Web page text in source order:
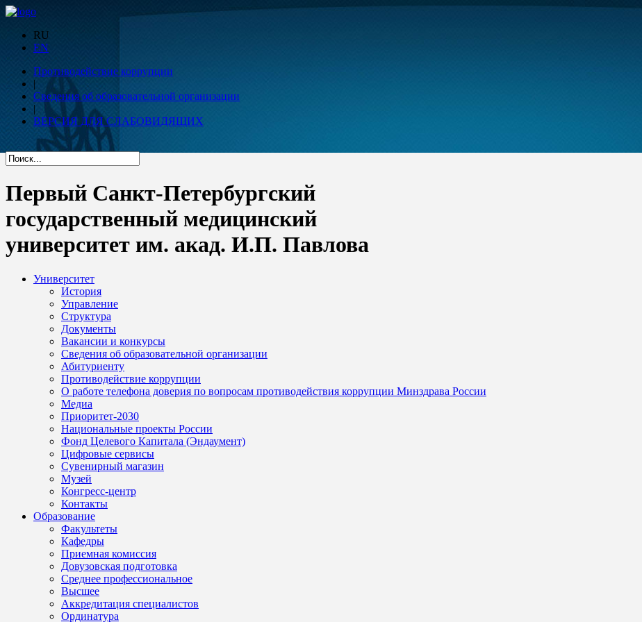
RU
EN
Противодействие коррупции
|
Сведения об образовательной организации
|
ВЕРСИЯ ДЛЯ СЛАБОВИДЯЩИХ
Первый Санкт-Петербургский
государственный медицинский
университет им. акад. И.П. Павлова
Университет
История
Управление
Структура
Документы
Вакансии и конкурсы
Сведения об образовательной организации
Абитуриенту
Противодействие коррупции
О работе телефона доверия по вопросам противодействия коррупции Минздрава России
Медиа
Приоритет-2030
Национальные проекты России
Фонд Целевого Капитала (Эндаумент)
Цифровые сервисы
Сувенирный магазин
Музей
Конгресс-центр
Контакты
Образование
Факультеты
Кафедры
Приемная комиссия
Довузовская подготовка
Среднее профессиональное
Высшее
Аккредитация специалистов
Ординатура